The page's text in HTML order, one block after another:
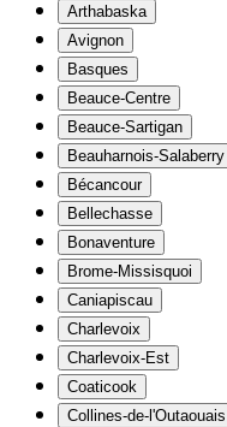
Arthabaska
Avignon
Basques
Beauce-Centre
Beauce-Sartigan
Beauharnois-Salaberry
Bécancour
Bellechasse
Bonaventure
Brome-Missisquoi
Caniapiscau
Charlevoix
Charlevoix-Est
Coaticook
Collines-de-l'Outaouais